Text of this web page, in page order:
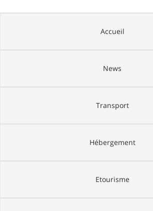
Accueil
News
Transport
Hébergement
Etourisme